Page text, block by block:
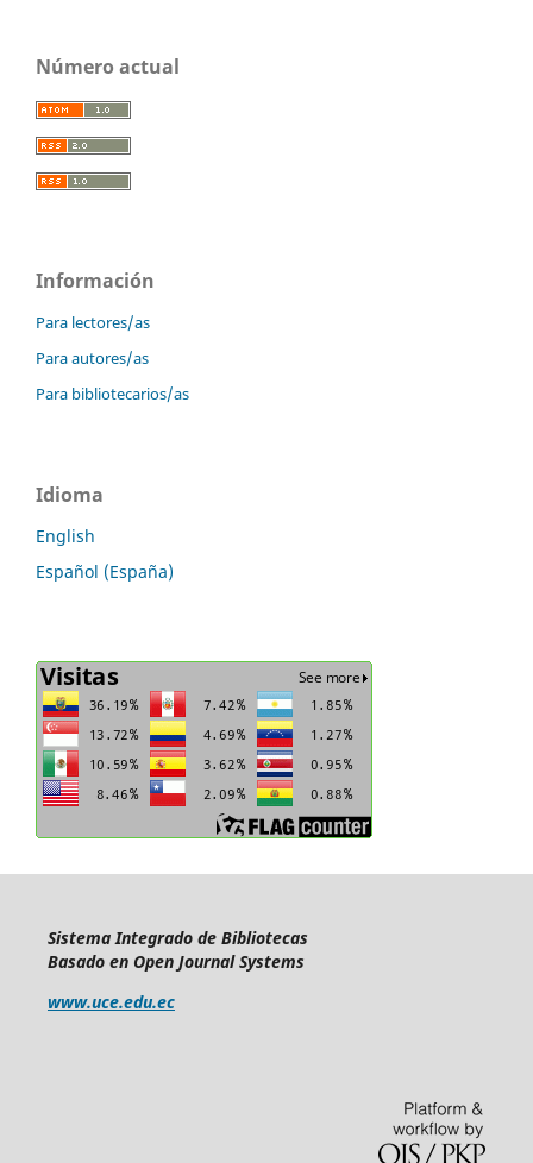
Número actual
Información
Para lectores/as
Para autores/as
Para bibliotecarios/as
Idioma
English
Español (España)
Sistema Integrado de Bibliotecas
Basado en Open Journal Systems
www.uce.edu.ec